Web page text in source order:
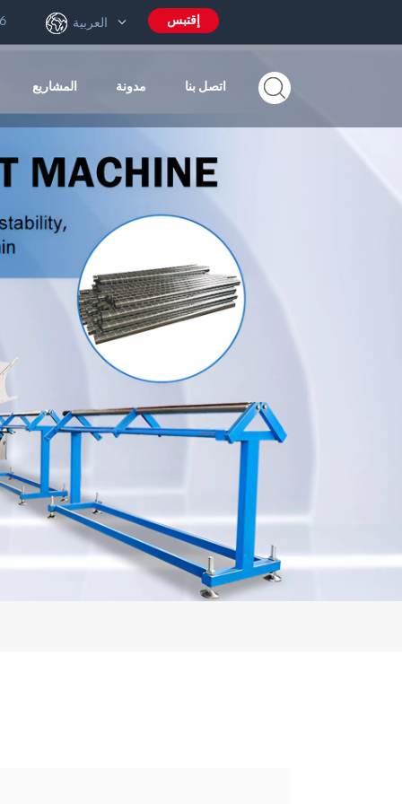
إقتبس العربية
المشاريع مدونة اتصل بنا